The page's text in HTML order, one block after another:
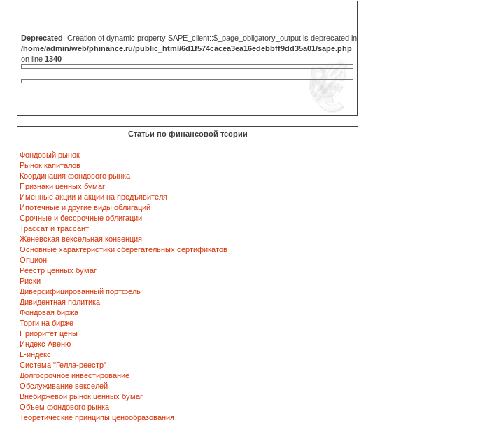
Deprecated: Creation of dynamic property SAPE_client::$_page_obligatory_output is deprecated in
/home/admin/web/phinance.ru/public_html/6d1f574cacea3ea16edebbff9dd35a01/sape.php
on line 1340
Статьи по финансовой теории
Фондовый рынок
Рынок капиталов
Координация фондового рынка
Признаки ценных бумаг
Именные акции и акции на предъявителя
Ипотечные и другие виды облигаций
Срочные и бессрочные облигации
Трассат и трассант
Женевская вексельная конвенция
Основные характеристики сберегательных сертификатов
Опцион
Реестр ценных бумаг
Риски
Диверсифицированный портфель
Дивидентная политика
Фондовая биржа
Торги на бирже
Приоритет цены
Индекс Авеню
L-индекс
Система "Гелла-реестр"
Долгосрочное инвестирование
Обслуживание векселей
Внебиржевой рынок ценных бумаг
Объем фондового рынка
Теоретические принципы ценообразования